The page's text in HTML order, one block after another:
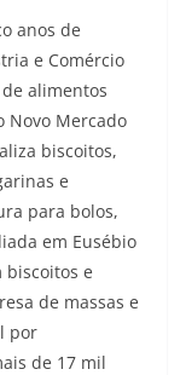
anos de
e Comércio
alimentos
Novo Mercado
biscoitos,
e
para bolos,
em Eusébio
biscoitos e
de massas e
por
de 17 mil